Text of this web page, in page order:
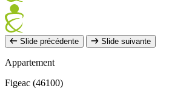
Slide précédente Slide suivante
Appartement
Figeac (46100)